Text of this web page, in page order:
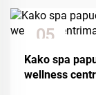
05
Dec
Kako spa
wellness